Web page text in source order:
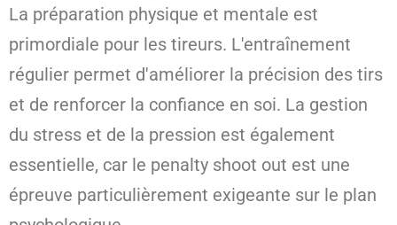
La préparation physique et mentale est
primordiale pour les tireurs. L'entraînement
régulier permet d'améliorer la précision des tirs
et de renforcer la confiance en soi. La gestion
du stress et de la pression est également
essentielle, car le penalty shoot out est une
épreuve particulièrement exigeante sur le plan